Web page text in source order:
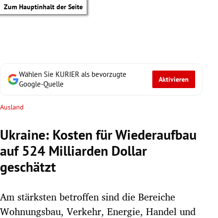
Zum Hauptinhalt der Seite
Wählen Sie KURIER als bevorzugte
Google-Quelle
Aktivieren
Ausland
Ukraine: Kosten für Wiederaufbau
auf 524 Milliarden Dollar
geschätzt
Am stärksten betroffen sind die Bereiche
Wohnungsbau, Verkehr, Energie, Handel und